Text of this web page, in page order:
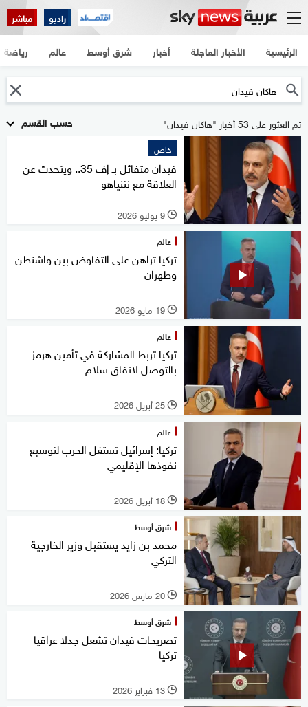
راديو مباشر
الرئيسية الأخبار العاجلة أخبار شرق أوسط عالم رياضة
حسب القسم تم العثور على 53 أخبار "هاكان فيدان"
خاص
فيدان متفائل بـ إف 35.. ويتحدث عن
العلاقة مع نتنياهو
l 9 يوليو 2026
عالم
تركيا تراهن على التفاوض بين واشنطن
وطهران
l 19 مايو 2026
عالم
تركيا تربط المشاركة في تأمين هرمز
بالتوصل لاتفاق سلام
l 25 أبريل 2026
عالم
تركيا: إسرائيل تستغل الحرب لتوسيع
نفوذها الإقليمي
l 18 أبريل 2026
شرق أوسط
محمد بن زايد يستقبل وزير الخارجية
التركي
l 20 مارس 2026
شرق أوسط
تصريحات فيدان تشعل جدلا عراقيا
تركيا
l 13 فبراير 2026